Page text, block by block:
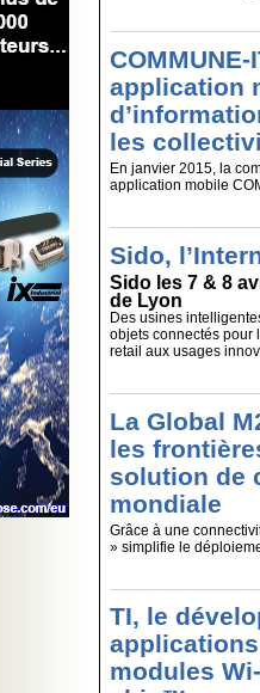
application
les
En janvier 2015, la
application mobile
Sido,
Sido les 7 & 8
de Lyon
Des usines
objets connectés pour
retail aux usages
La Global
les
solution de
mondiale
Grâce à une
» simplifie le
TI, le
modules